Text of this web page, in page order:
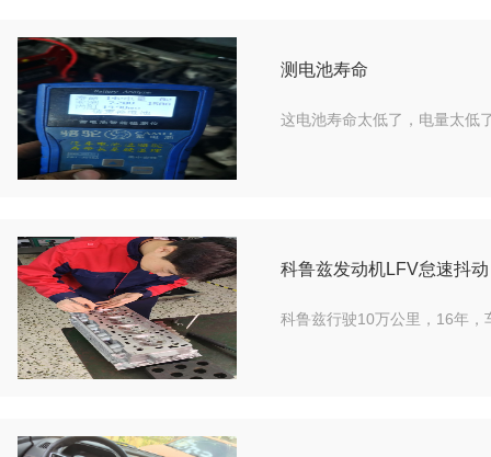
测电池寿命
这电池寿命太低了，电量太低
科鲁兹发动机LFV怠速抖
科鲁兹行驶10万公里，16年